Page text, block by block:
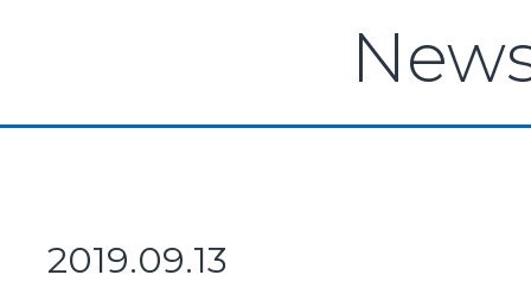
Speeeとは
2019.09.13